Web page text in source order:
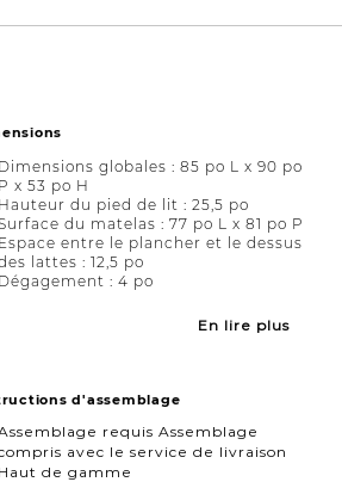
Dimensions globales : 85 po L x 90 po
P x 53 po H
Hauteur du pied de lit : 25,5 po
du matelas : 77 po L x 81 po P
Espace entre le plancher et le dessus
lattes : 12,5 po
Dégagement : 4 po
En lire plus
d'assemblage
requis Assemblage
avec le service de livraison
Haut de gamme